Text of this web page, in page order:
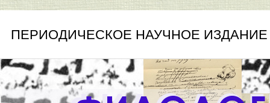
ПЕРИОДИЧЕСКОЕ НАУЧНОЕ ИЗДАНИЕ